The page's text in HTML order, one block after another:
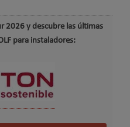
2026 y descubre las últimas
para instaladores: